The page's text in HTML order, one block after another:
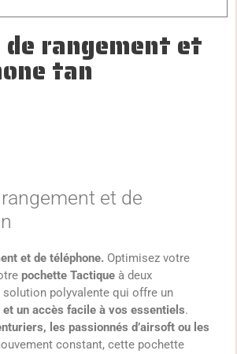
rangement et
tan
et de
et de téléphone. Optimisez votre
pochette Tactique à deux
solution polyvalente qui offre un
un accès facile à vos essentiels.
les passionnés d’airsoft ou les
constant, cette pochette